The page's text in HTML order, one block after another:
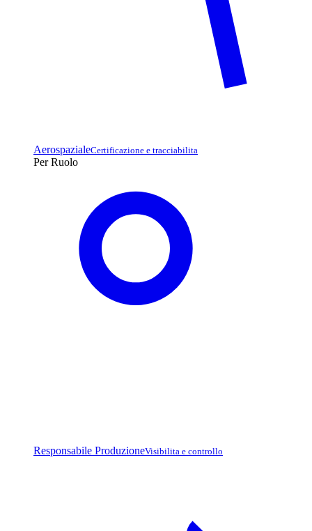
AerospazialeCertificazione e tracciabilita
Per Ruolo
Responsabile ProduzioneVisibilita e controllo